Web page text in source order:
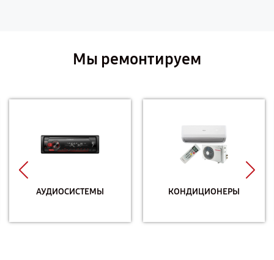
Мы ремонтируем
АУДИОСИСТЕМЫ КОНДИЦИОНЕРЫ